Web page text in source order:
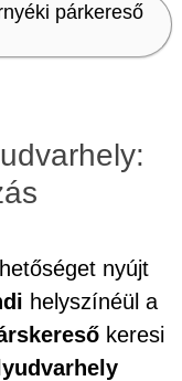
párkereső
nyújt
helyszínéül a
keresi